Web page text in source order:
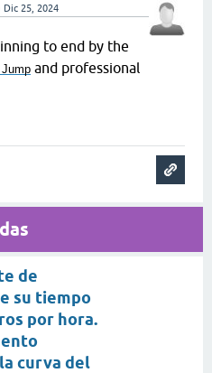
Dic 25, 2024
to end by the
Jump and professional
de
su tiempo
por hora.
curva del